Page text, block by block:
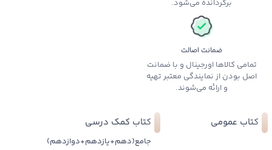
برگردانده می‌شود.
ضمانت اصالت
تمامی کالاها اورجینال و با ضمانت
اصل بودن از نمایندگی معتبر تهیه
و ارائه می‌شوند.
کتاب عمومی کتاب کمک درسی
جامع(دهم+یازدهم+دوازدهم)